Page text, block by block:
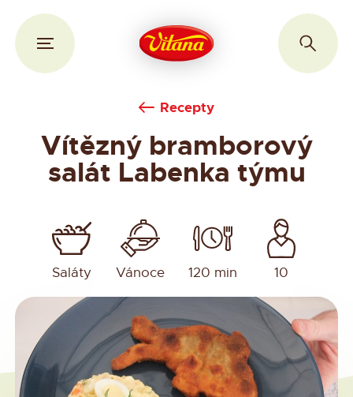
Recepty
Vítězný bramborový
salát Labenka týmu
Saláty Vánoce 120 min 10